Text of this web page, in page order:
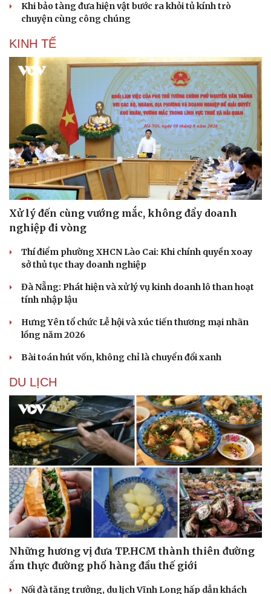
Văn hóa
Sân khấu - Điện ảnh
Văn học
Âm nhạc
Di sản
Nghệ sĩ
Khi bảo tàng đưa hiện vật bước ra khỏi tủ kính trò
chuyện cùng công chúng
KINH TẾ
Xử lý đến cùng vướng mắc, không đẩy doanh
nghiệp đi vòng
Thí điểm phường XHCN Lào Cai: Khi chính quyền xoay
sở thủ tục thay doanh nghiệp
Đà Nẵng: Phát hiện và xử lý vụ kinh doanh lô than hoạt
tính nhập lậu
Hưng Yên tổ chức Lễ hội và xúc tiến thương mại nhãn
lồng năm 2026
Bài toán hút vốn, không chỉ là chuyển đổi xanh
DU LỊCH
Những hương vị đưa TP.HCM thành thiên đường
ẩm thực đường phố hàng đầu thế giới
Nối đà tăng trưởng, du lịch Vĩnh Long hấp dẫn khách